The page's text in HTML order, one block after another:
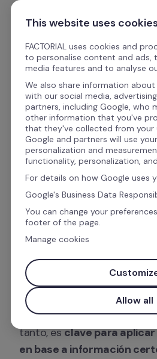
Ir al contenido
Formato
Desempeño del equipo
Diagrama de
plantilla gratis
identificar problemas de
solución al representar
factores que pueden estar
dificultades en los
Te brindará un panorama
motivo por el que se
tanto, es clave para
en base a información
This website uses
FACTORIAL uses cookies and
to personalise content and ads,
media features and to analyse
We also share information
with our social media,
partners, including Google, who
other information that you've
that they've collected from your
Google and partners will use
personalization and
functionality, personalization,
For details on how Google uses
Google's Business Data
You can change your
footer of the page.
Manage cookies
Allow all